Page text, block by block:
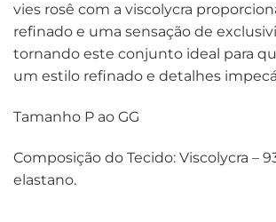
vies rosê com a viscolycra
refinado e uma sensação de
tornando este conjunto ideal para
um estilo refinado e detalhes
Tamanho P ao GG
Composição do Tecido: Viscolycra –
elastano.